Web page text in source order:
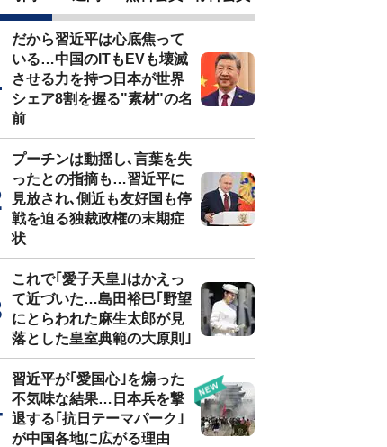
だから習近平は心底焦って
いる…中国のITもEVも壊滅
させる力を持つ日本が世界
シェア8割を握る"素材"の名
前
プーチンは動揺し､言葉を失
ったとの指摘も…習近平に
見放され､側近も友好国も停
戦を迫る独裁政権の末期症
状
これで｢愛子天皇｣はかえっ
て近づいた…島田裕巳｢野望
にとらわれた麻生太郎が見
落とした皇室典範の大原則｣
習近平が｢愛国心｣を煽った
不気味な結果…日本兵を撃
退する｢抗日テーマパーク｣
が中国各地に広がる理由